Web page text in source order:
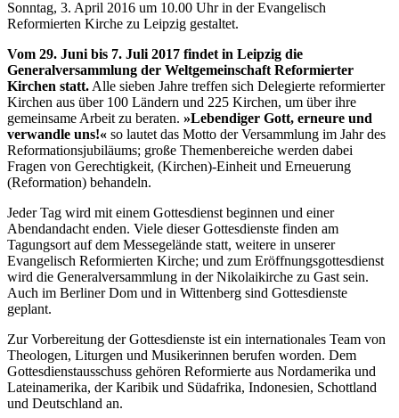
Sonntag, 3. April 2016 um 10.00 Uhr in der Evangelisch
Reformierten Kirche zu Leipzig gestaltet.
Vom 29. Juni bis 7. Juli 2017 findet in Leipzig die
Generalversammlung der Weltgemeinschaft Reformierter
Kirchen statt.Alle sieben Jahre treffen sich Delegierte reformierter
Kirchen aus über 100 Ländern und 225 Kirchen, um über ihre
gemeinsame Arbeit zu beraten. »Lebendiger Gott, erneure und
verwandle uns!« so lautet das Motto der Versammlung im Jahr des
Reformationsjubiläums; große Themenbereiche werden dabei
Fragen von Gerechtigkeit, (Kirchen)-Einheit und Erneuerung
(Reformation) behandeln.
Jeder Tag wird mit einem Gottesdienst beginnen und einer
Abendandacht enden. Viele dieser Gottesdienste finden am
Tagungsort auf dem Messegelände statt, weitere in unserer
Evangelisch Reformierten Kirche; und zum Eröffnungsgottesdienst
wird die Generalversammlung in der Nikolaikirche zu Gast sein.
Auch im Berliner Dom und in Wittenberg sind Gottesdienste
geplant.
Zur Vorbereitung der Gottesdienste ist ein internationales Team von
Theologen, Liturgen und Musikerinnen berufen worden. Dem
Gottesdienstausschuss gehören Reformierte aus Nordamerika und
Lateinamerika, der Karibik und Südafrika, Indonesien, Schottland
und Deutschland an.